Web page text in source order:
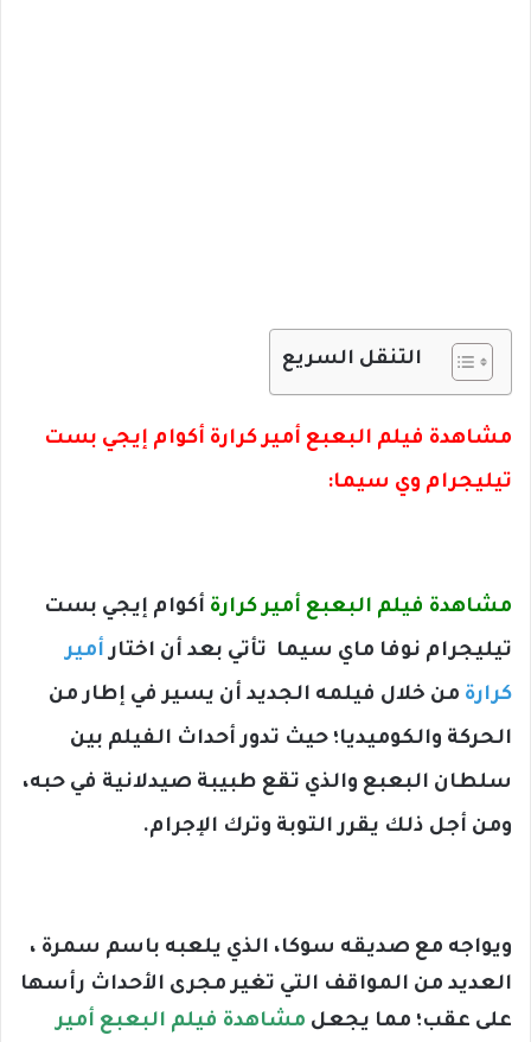
التنقل السريع
مشاهدة فيلم البعبع أمير كرارة أكوام إيجي بست
تيليجرام وي سيما:
مشاهدة فيلم البعبع أمير كرارة أكوام إيجي بست
تيليجرام نوفا ماي سيما تأتي بعد أن اختار أمير
كرارة من خلال فيلمه الجديد أن يسير في إطار من
الحركة والكوميديا؛ حيث تدور أحداث الفيلم بين
سلطان البعبع والذي تقع طبيبة صيدلانية في حبه،
ومن أجل ذلك يقرر التوبة وترك الإجرام.
ويواجه مع صديقه سوكا، الذي يلعبه باسم سمرة ،
العديد من المواقف التي تغير مجرى اﻷحداث رأسها
على عقب؛ مما يجعل مشاهدة فيلم البعبع أمير